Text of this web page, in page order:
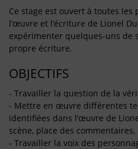
Ce stage est ouvert à toutes
l’œuvre et l’écriture de Lionel
expérimenter quelques-uns de
propre écriture.
OBJECTIFS
- Travailler la question de la
- Mettre en œuvre différentes
identifiées dans l’œuvre de
scène, place des
- Travailler la voix des